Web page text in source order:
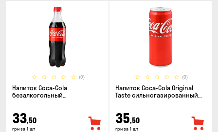
(0)
Напиток Coca-Cola
безалкогольный
33,50
грн за 1 шт
(0)
Напиток Coca-Cola Original
Taste сильногазированный
35,50
грн за 1 шт